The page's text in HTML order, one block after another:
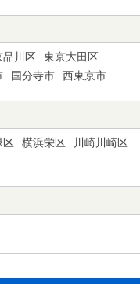
品川区
東京大田区
国分寺市 西東京市
区 横浜栄区
川崎川崎区